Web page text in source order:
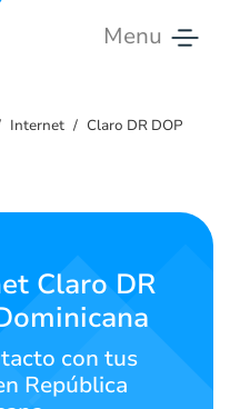
Menu
Internet Claro DR DOP
Claro DR
con tus
República